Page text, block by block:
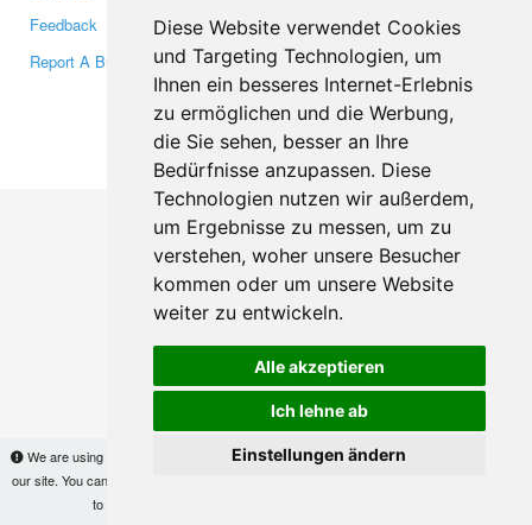
Diese Website verwendet Cookies
und Targeting Technologien, um
Ihnen ein besseres Internet-Erlebnis
zu ermöglichen und die Werbung,
die Sie sehen, besser an Ihre
Bedürfnisse anzupassen. Diese
Technologien nutzen wir außerdem,
um Ergebnisse zu messen, um zu
verstehen, woher unsere Besucher
kommen oder um unsere Website
weiter zu entwickeln.
Alle akzeptieren
Ich lehne ab
Einstellungen ändern
We are using cookies to provide statistics that help us give you the best experience of
our site. You can find out more
to use the site without changes, you are agreeing to it.
Feedback
Report A Bug
Twitter
YouTube
Google+
Makis© Copyright 2026